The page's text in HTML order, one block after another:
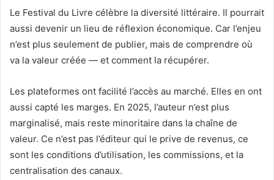
Le Festival du Livre célèbre la diversité littéraire. Il pourrait
aussi devenir un lieu de réflexion économique. Car l’enjeu
n’est plus seulement de publier, mais de comprendre où
va la valeur créée — et comment la récupérer.
Les plateformes ont facilité l’accès au marché. Elles en ont
aussi capté les marges. En 2025, l’auteur n’est plus
marginalisé, mais reste minoritaire dans la chaîne de
valeur. Ce n’est pas l’éditeur qui le prive de revenus, ce
sont les conditions d’utilisation, les commissions, et la
centralisation des canaux.